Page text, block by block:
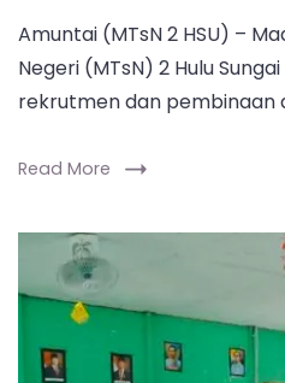
Amuntai (MTsN 2 HSU) –
Negeri (MTsN) 2 Hulu
rekrutmen dan pembinaan
Read More